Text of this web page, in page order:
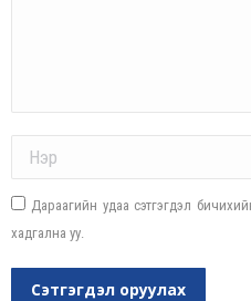
Дараагийн удаа сэтгэгдэл
хадгална уу.
Сэтгэгдэл оруулах